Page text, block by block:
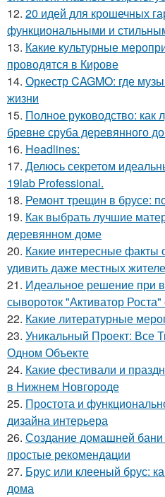
12. 20 идей для крошечных
функциональными и
13. Какие культурные
проводятся в Кирове
14. Оркестр CAGMO: где
жизни
15. Полное руководство: как
бревне сруба деревянного
16. Headlines:
17. Делюсь секретом
19lab Professional.
18. Ремонт трещин в брусе:
19. Как выбрать лучшие
деревянном доме
20. Какие интересные факты
удивить даже местных
21. Идеальное решение при
сывороток "Активатор
22. Какие литературные
23. Уникальный Проект: Все
Одном Объекте
24. Какие фестивали и
в Нижнем Новгороде
25. Простота и
дизайна интерьера
26. Создание домашней бани
простые рекомендации
27. Брус или клееный брус:
дома